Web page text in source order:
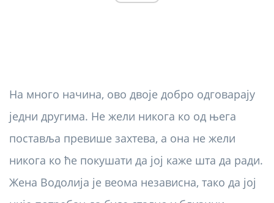
На много начина, ово двоје добро одговарају
једни другима. Не жели никога ко од њега
поставља превише захтева, а она не жели
никога ко ће покушати да јој каже шта да ради.
Жена Водолија је веома независна, тако да јој